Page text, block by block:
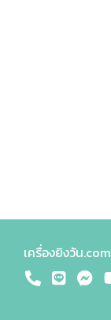
เครื่องยิงวัน.com